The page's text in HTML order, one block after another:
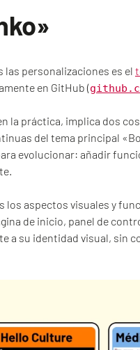
personalizaciones es el
en GitHub (
la práctica, implica dos
del tema principal
evolucionar: añadir
aspectos visuales y
de inicio, panel de
a su identidad visual, sin